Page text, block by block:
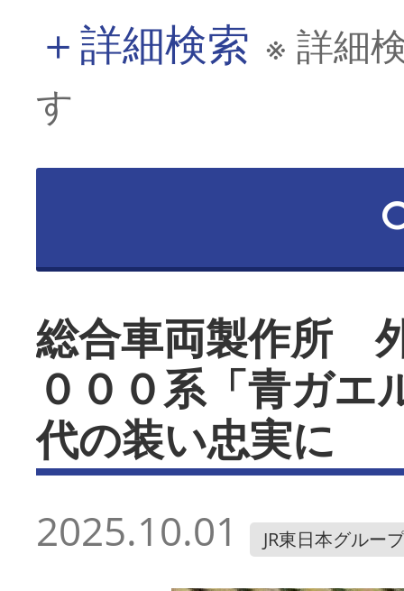
＋詳細検索 ※ 詳細
す
総合車両製作所
０００系「青ガ
代の装い忠実に
2025.10.01 JR東日本グループ